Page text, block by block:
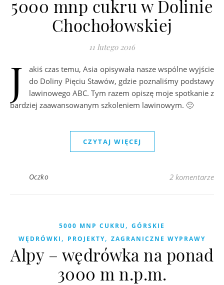
5000 mnp cukru w Dolinie
Chochołowskiej
11 lutego 2016
J
akiś czas temu, Asia opisywała nasze wspólne wyjście
do Doliny Pięciu Stawów, gdzie poznaliśmy podstawy
lawinowego ABC. Tym razem opiszę moje spotkanie z
bardziej zaawansowanym szkoleniem lawinowym. 🙂
CZYTAJ WIĘCEJ
Oczko 2 komentarze
5000 MNP CUKRU , GÓRSKIE
WĘDRÓWKI , PROJEKTY, ZAGRANICZNE WYPRAWY
Alpy – wędrówka na ponad
3000 m n.p.m.